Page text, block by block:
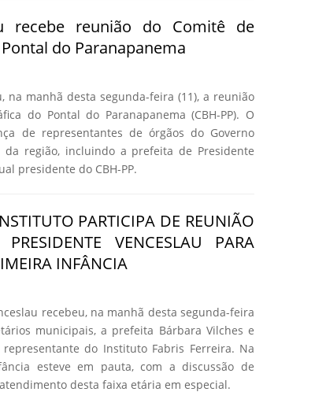
recebe reunião do Comitê de
do Paranapanema
na manhã desta segunda-feira (11), a reunião
do Pontal do Paranapanema (CBH-PP). O
de representantes de órgãos do Governo
da região, incluindo a prefeita de Presidente
presidente do CBH-PP.
PARTICIPA DE REUNIÃO
VENCESLAU PARA
INFÂNCIA
recebeu, na manhã desta segunda-feira
municipais, a prefeita Bárbara Vilches e
do Instituto Fabris Ferreira. Na
esteve em pauta, com a discussão de
desta faixa etária em especial.